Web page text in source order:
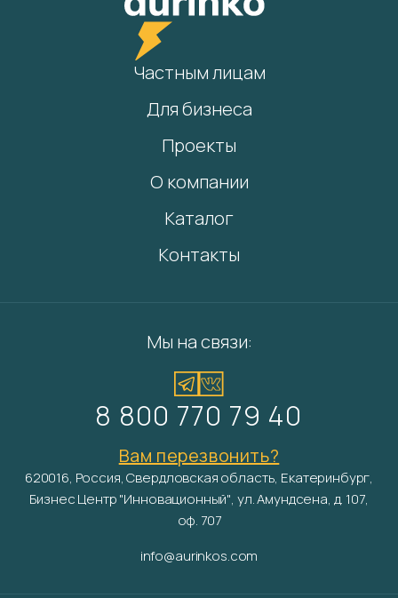
Частным лицам
Для бизнеса
Проекты
О компании
Каталог
Контакты
Мы на связи:
8 800 770 79 40
Вам перезвонить?
620016, Россия, Свердловская область, Екатеринбург,
Бизнес Центр "Инновационный", ул. Амундсена, д. 107,
оф. 707
info@aurinkos.com